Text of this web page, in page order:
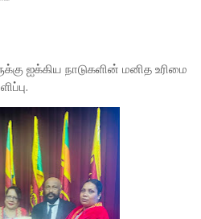
ஐக்கிய நாடுகளின் மனித உரிமை